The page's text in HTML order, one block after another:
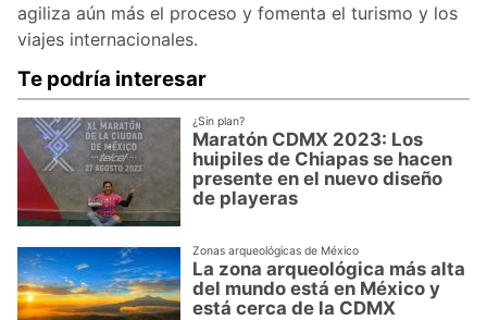
agiliza aún más el proceso y fomenta el turismo y los
viajes internacionales.
Te podría interesar
¿Sin plan?
Maratón CDMX 2023: Los
huipiles de Chiapas se hacen
presente en el nuevo diseño
de playeras
Zonas arqueológicas de México
La zona arqueológica más alta
del mundo está en México y
está cerca de la CDMX